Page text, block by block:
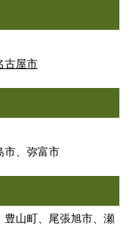
古屋市
市、弥富市
豊山町、尾張旭市、瀬